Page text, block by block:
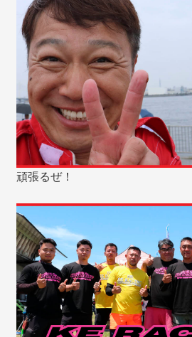
頑張るぜ！